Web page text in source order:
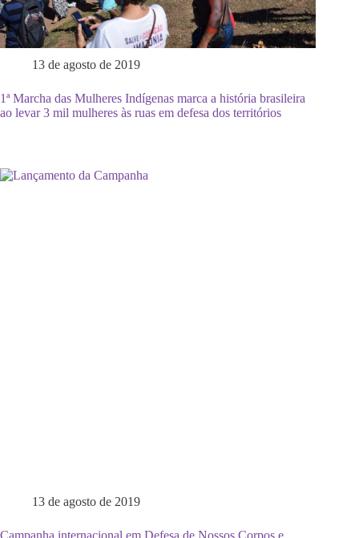
13 de agosto de 2019
1ª Marcha das Mulheres Indígenas marca a história brasileira
ao levar 3 mil mulheres às ruas em defesa dos territórios
13 de agosto de 2019
Campanha internacional em Defesa de Nossos Corpos e